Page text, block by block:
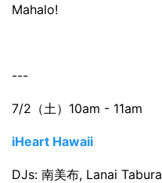
Mahalo!
---
7/2（土）10am - 11am
iHeart Hawaii
DJs: 南美布, Lanai Tabura